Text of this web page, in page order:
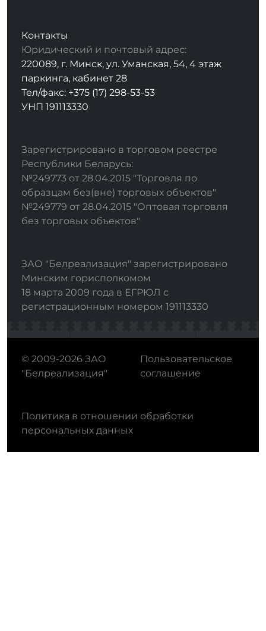
Контакты
Юридический и почтовый адрес:
220089, г. Минск, ул. Уманская, 54, 4 этаж
паркинга, кабинет 28
Тел/факс: +375 (17) 298-53-53
УНП 191113330
Зарегистрировано в торговом реестре
Республики Беларусь:
№249773 от 28.04.2015 "Торговля по
образцам без(вне) торговых объектов"
№249779 от 28.04.2015 "Оптовая торговля
без торговых объектов"
ЗАО "Белреализация" зарегистрировано
Минским горисполкомом
18 марта 2009 года в ЕГРЮЛ с
регистрационным номером 191113330
© 2009-2026 ЗАО
"Белреализация"
Пользовательское
соглашение
Политика в отношении обработки
персональных данных